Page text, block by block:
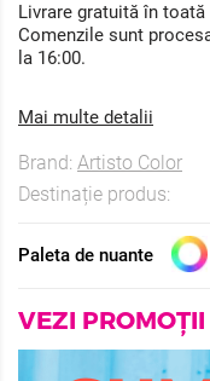
Livrare gratuită în toată
Comenzile sunt
la 16:00.
Mai multe detalii
Brand: Artisto Color
Destinație produs:
Paleta de nuante
VEZI PROMOȚII